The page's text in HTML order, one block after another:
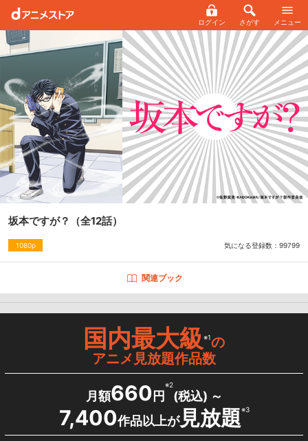
ログイン さがす メニュー
坂本ですが？ （全12話）
1080p 気になる登録数： 99799
関連ブック
国内最大級※1の
アニメ見放題作品数
月額660 円
※2
(税込) ～
7,400作品以上が見放題※3